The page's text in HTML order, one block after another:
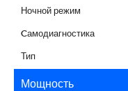
Ночной режим
Cамодиагностика
Тип
Мощность